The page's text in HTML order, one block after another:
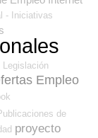
- Iniciativas
Legislación
Empleo
de
proyecto